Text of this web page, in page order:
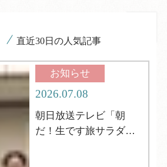
/ 直近30日の人気記事
お知らせ
2026.07.08
朝日放送テレビ「朝
だ！生です旅サラダ」